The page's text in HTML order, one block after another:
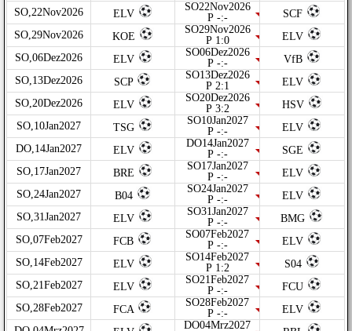
SO,22Nov2026
ELV
SO22Nov2026
P -:-
SCF
SO,29Nov2026
KOE
SO29Nov2026
P 1:0
ELV
SO,06Dez2026
ELV
SO06Dez2026
P -:-
VfB
SO,13Dez2026
SCP
SO13Dez2026
P 2:1
ELV
SO,20Dez2026
ELV
SO20Dez2026
P 3:2
HSV
SO,10Jan2027
TSG
SO10Jan2027
P -:-
ELV
DO,14Jan2027
ELV
DO14Jan2027
P -:-
SGE
SO,17Jan2027
BRE
SO17Jan2027
P -:-
ELV
SO,24Jan2027
B04
SO24Jan2027
P -:-
ELV
SO,31Jan2027
ELV
SO31Jan2027
P -:-
BMG
SO,07Feb2027
FCB
SO07Feb2027
P -:-
ELV
SO,14Feb2027
ELV
SO14Feb2027
P 1:2
S04
SO,21Feb2027
ELV
SO21Feb2027
P -:-
FCU
SO,28Feb2027
FCA
SO28Feb2027
P -:-
ELV
DO04Mrz2027